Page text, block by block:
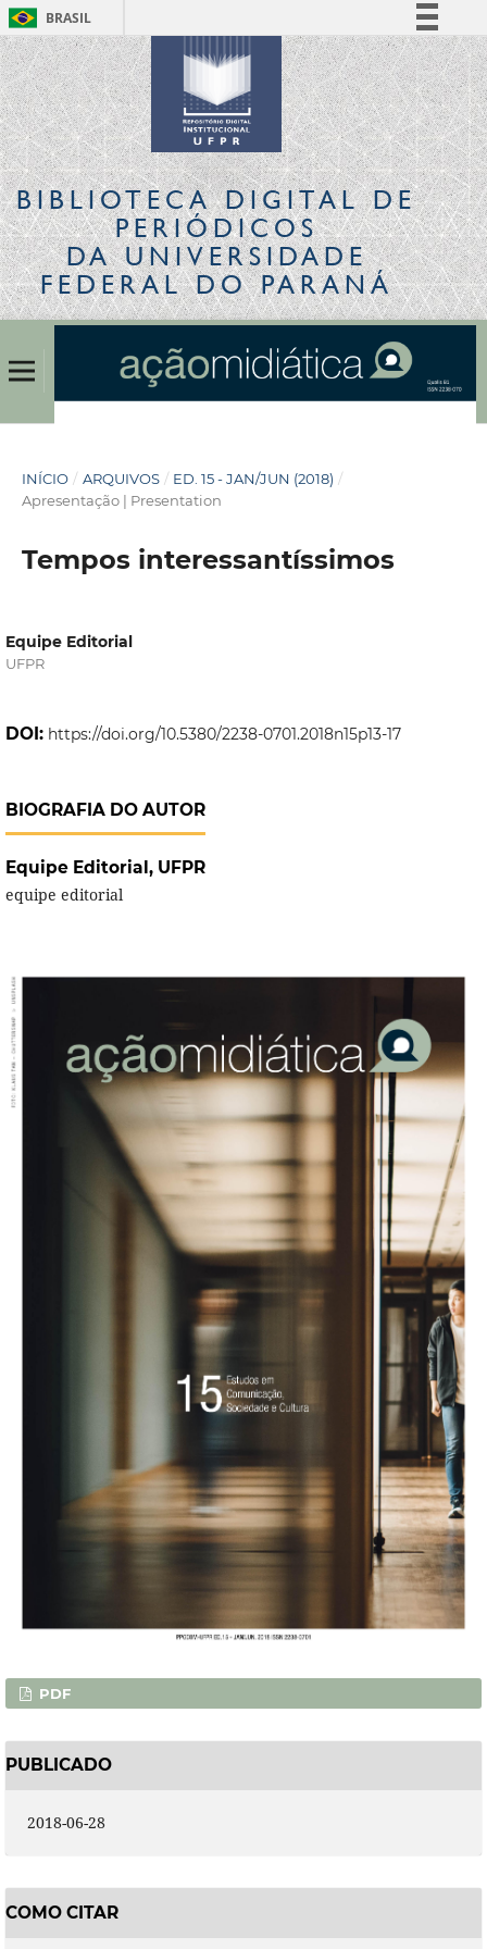
BRASIL
Simplifique!
Comunica BR
Participe
Acesso à informação
Legislação
Canais
BIBLIOTECA DIGITALDE
PERIÓDICOS
DA UNIVERSIDADE
FEDERAL DO PARANÁ
INÍCIO / ARQUIVOS / ED. 15 - JAN/JUN (2018) /
Apresentação | Presentation
Tempos interessantíssimos
Equipe Editorial
UFPR
DOI: https://doi.org/10.5380/2238-0701.2018n15p13-17
BIOGRAFIA DO AUTOR
Equipe Editorial, UFPR
equipe editorial
PDF
PUBLICADO
2018-06-28
COMO CITAR